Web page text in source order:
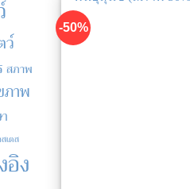
ว์
สภาพ
ภาพ
สเตส
อิง
-50%